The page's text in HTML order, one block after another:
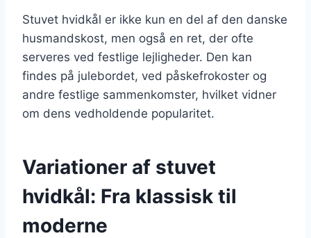
Stuvet hvidkål er ikke kun en del af den danske
husmandskost, men også en ret, der ofte
serveres ved festlige lejligheder. Den kan
findes på julebordet, ved påskefrokoster og
andre festlige sammenkomster, hvilket vidner
om dens vedholdende popularitet.
Variationer af stuvet
hvidkål: Fra klassisk til
moderne